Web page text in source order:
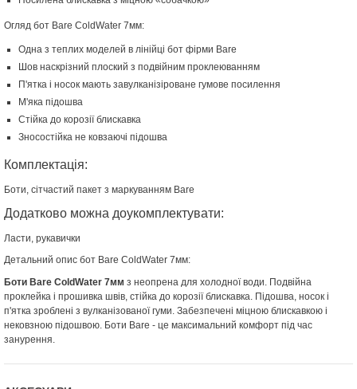
Огляд бот Bare ColdWater 7мм:
Одна з теплих моделей в лінійці бот фірми Bare
Шов наскрізний плоский з подвійним проклеюванням
П'ятка і носок мають завулканізіроване гумове посилення
М'яка підошва
Стійка до корозії блискавка
Зносостійка не ковзаючі підошва
Комплектація:
Боти, сітчастий пакет з маркуванням Bare
Додатково можна доукомплектувати:
Ласти, рукавички
Детальний опис бот Bare ColdWater 7мм:
Боти Bare ColdWater 7мм з неопрена для холодної води. Подвійна
проклейка і прошивка швів, стійка до корозії блискавка. Підошва, носок і
п'ятка зроблені з вулканізованої гуми. Забезпечені міцною блискавкою і
нековзною підошвою. Боти Barе - це максимальний комфорт під час
занурення.